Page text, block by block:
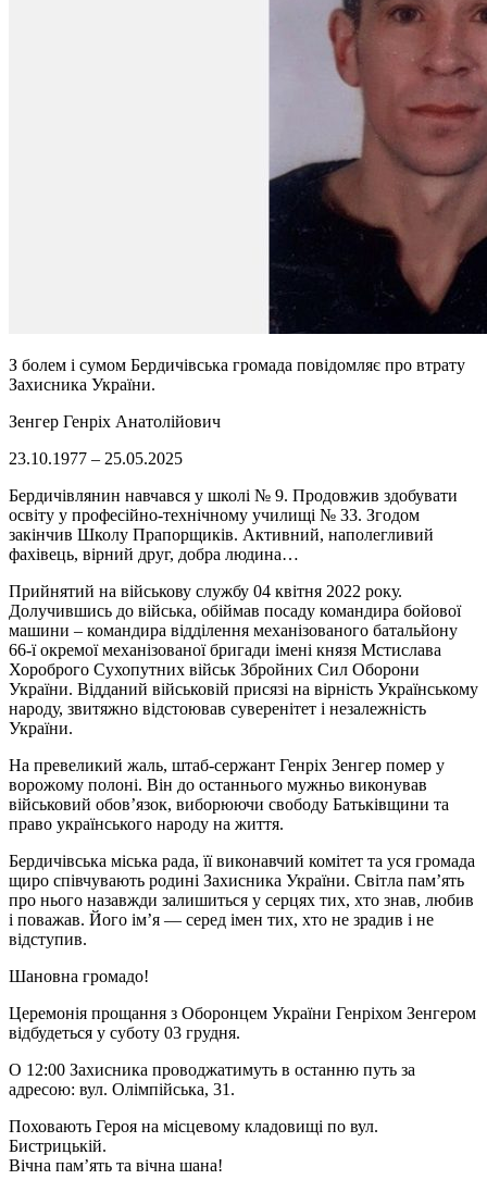
З болем і сумом Бердичівська громада повідомляє про втрату
Захисника України.
Зенгер Генріх Анатолійович
23.10.1977 – 25.05.2025
Бердичівлянин навчався у школі № 9. Продовжив здобувати
освіту у професійно-технічному училищі № 33. Згодом
закінчив Школу Прапорщиків. Активний, наполегливий
фахівець, вірний друг, добра людина…
Прийнятий на військову службу 04 квітня 2022 року.
Долучившись до війська, обіймав посаду командира бойової
машини – командира відділення механізованого батальйону
66-ї окремої механізованої бригади імені князя Мстислава
Хороброго Сухопутних військ Збройних Сил Оборони
України. Відданий військовій присязі на вірність Українському
народу, звитяжно відстоював суверенітет і незалежність
України.
На превеликий жаль, штаб-сержант Генріх Зенгер помер у
ворожому полоні. Він до останнього мужньо виконував
військовий обов’язок, виборюючи свободу Батьківщини та
право українського народу на життя.
Бердичівська міська рада, її виконавчий комітет та уся громада
щиро співчувають родині Захисника України. Світла пам’ять
про нього назавжди залишиться у серцях тих, хто знав, любив
і поважав. Його ім’я — серед імен тих, хто не зрадив і не
відступив.
Шановна громадо!
Церемонія прощання з Оборонцем України Генріхом Зенгером
відбудеться у суботу 03 грудня.
О 12:00 Захисника проводжатимуть в останню путь за
адресою: вул. Олімпійська, 31.
Поховають Героя на місцевому кладовищі по вул.
Бистрицькій.
Вічна пам’ять та вічна шана!